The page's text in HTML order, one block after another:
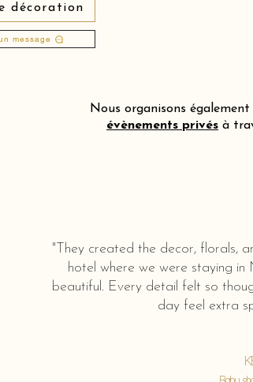
décoration
message
Nous organisons également
évènements privés à
"They created the decor, florals,
hotel where we were staying in
beautiful. Every detail felt so
day feel extra